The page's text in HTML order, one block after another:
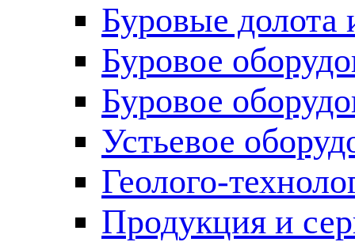
Буровые долота
Буровое
Буровое
Устьевое
Геолого-
Продукция и